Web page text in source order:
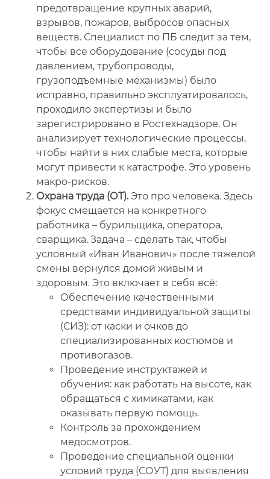
предотвращение крупных аварий,
взрывов, пожаров, выбросов опасных
веществ. Специалист по ПБ следит за тем,
чтобы все оборудование (сосуды под
давлением, трубопроводы,
грузоподъемные механизмы) было
исправно, правильно эксплуатировалось,
проходило экспертизы и было
зарегистрировано в Ростехнадзоре. Он
анализирует технологические процессы,
чтобы найти в них слабые места, которые
могут привести к катастрофе. Это уровень
макро-рисков.
Охрана труда (ОТ).Это про человека. Здесь
фокус смещается на конкретного
работника – бурильщика, оператора,
сварщика. Задача – сделать так, чтобы
условный «Иван Иванович» после тяжелой
смены вернулся домой живым и
здоровым. Это включает в себя всё:
Обеспечение качественными
средствами индивидуальной защиты
(СИЗ): от каски и очков до
специализированных костюмов и
противогазов.
Проведение инструктажей и
обучения: как работать на высоте, как
обращаться с химикатами, как
оказывать первую помощь.
Контроль за прохождением
медосмотров.
Проведение специальной оценки
условий труда (СОУТ) для выявления